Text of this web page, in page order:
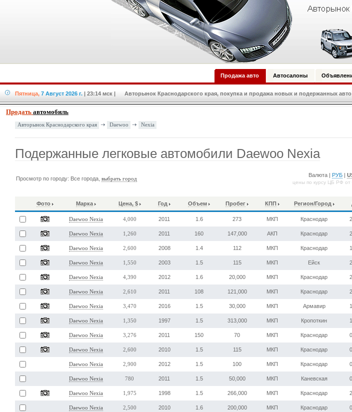
Продажа авто Автосалоны
Пятница, 7 Август 2026 г. | 23:14 мск | Авторынок Краснодарского края, покупка и продажа новых и подержанных авто
Продать автомобиль
Авторынок Краснодарского края Daewoo Nexia
Подержанные легковые автомобили Daewoo Nexia
Просмотр по городу: Все города,выбрать город
Валюта | РУБ |
цены по курсу ЦБ РФ от
Фото Марка Цена, $ Год Объем Пробег КПП Регион/Город
Daewoo Nexia 4,000 2011 1.6 273 МКП Краснодар
Daewoo Nexia 1,260 2011 160 147,000 АКП Краснодар
Daewoo Nexia 2,600 2008 1.4 112 МКП Краснодар
Daewoo Nexia 1,550 2003 1.5 115 МКП Ейск
Daewoo Nexia 4,390 2012 1.6 20,000 МКП Краснодар
Daewoo Nexia 2,610 2011 108 121,000 МКП Краснодар
Daewoo Nexia 3,470 2016 1.5 30,000 МКП Армавир
Daewoo Nexia 1,350 1997 1.5 313,000 МКП Кропоткин
Daewoo Nexia 3,276 2011 150 70 МКП Краснодар
Daewoo Nexia 2,600 2010 1.5 115 МКП Краснодар
Daewoo Nexia 2,900 2012 1.5 100 МКП Краснодар
Daewoo Nexia 780 2011 1.5 50,000 МКП Каневская
Daewoo Nexia 1,975 1998 1.5 266,000 МКП Краснодар
Daewoo Nexia 2,500 2010 1.6 200,000 МКП Краснодар